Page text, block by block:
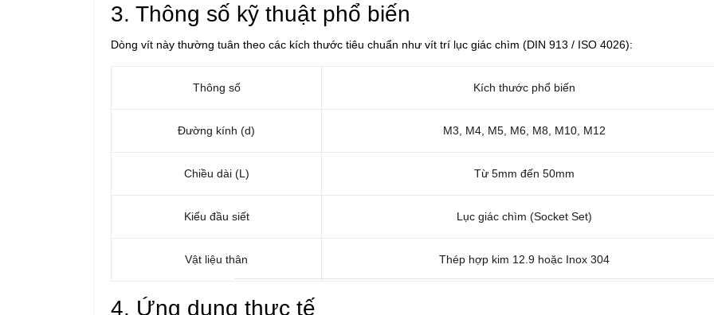
3. Thông số kỹ thuật phổ biến
Dòng vít này thường tuân theo các kích thước tiêu chuẩn như vít trí lục giác chìm (DIN 913 / ISO 4026):
Thông số Kích thước phổ biến
Đường kính (d) M3, M4, M5, M6, M8, M10, M12
Chiều dài (L) Từ 5mm đến 50mm
Kiểu đầu siết Lục giác chìm (Socket Set)
Vật liệu thân Thép hợp kim 12.9 hoặc Inox 304
4. Ứng dụng thực tế